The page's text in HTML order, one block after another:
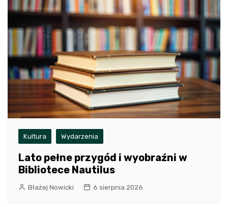
Kultura Wydarzenia
Lato pełne przygód i wyobraźni w
Bibliotece Nautilus
Błażej Nowicki 6 sierpnia 2026